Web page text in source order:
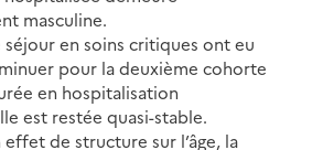
masculine.
séjour en soins critiques ont eu
pour la deuxième cohorte
en hospitalisation
est restée quasi-stable.
effet de structure sur l’âge, la